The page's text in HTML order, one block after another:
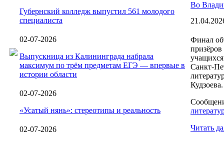
Губернский колледж выпустил 561 молодого
специалиста
02-07-2026
Выпускница из Калининграда набрала
максимум по трём предметам ЕГЭ — впервые в
истории области
02-07-2026
«Усатый нянь»: стереотипы и реальность
02-07-2026
Во
Финал
Санкт-
Читать